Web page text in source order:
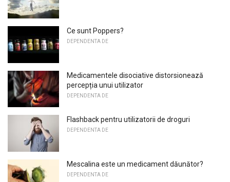
Ce sunt Poppers?
DEPENDENTA DE
Medicamentele disociative distorsionează
percepția unui utilizator
DEPENDENTA DE
Flashback pentru utilizatorii de droguri
DEPENDENTA DE
Mescalina este un medicament dăunător?
DEPENDENTA DE